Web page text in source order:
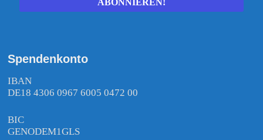
Spendenkonto
IBAN
DE18 4306 0967 6005 0472 00
BIC
GENODEM1GLS